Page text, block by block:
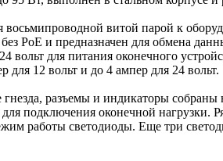
восьмипроводной витой парой к
PoE и предназначен для обмена
вольт для питания оконечного
для 12 вольт и до 4 ампер для 24 вольт.
гнезда, разъемы и индикаторы
подключения оконечной нагрузки.
работы светодиоды. Еще три